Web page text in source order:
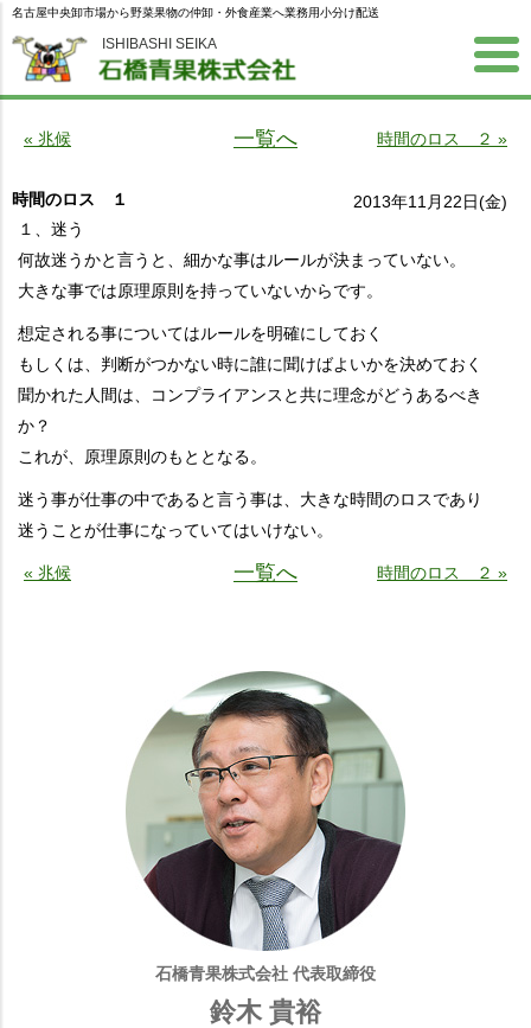
ISHIBASHI SEIKA
名古屋中央卸市場から野菜果物の仲卸・外食産業へ業務用小分け配送
« 兆候 一覧へ 時間のロス ２ »
時間のロス １
2013年11月22日(金)
１、迷う
何故迷うかと言うと、細かな事はルールが決まっていない。
大きな事では原理原則を持っていないからです。
想定される事についてはルールを明確にしておく
もしくは、判断がつかない時に誰に聞けばよいかを決めておく
聞かれた人間は、コンプライアンスと共に理念がどうあるべき
か？
これが、原理原則のもととなる。
迷う事が仕事の中であると言う事は、大きな時間のロスであり
迷うことが仕事になっていてはいけない。
« 兆候 一覧へ 時間のロス ２ »
石橋青果株式会社 代表取締役
鈴木 貴裕